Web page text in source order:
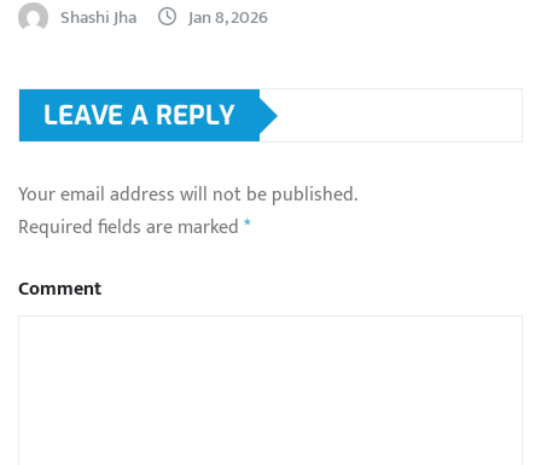
Shashi Jha Jan 8, 2026
LEAVE A REPLY
Your email address will not be published.
Required fields are marked*
Comment